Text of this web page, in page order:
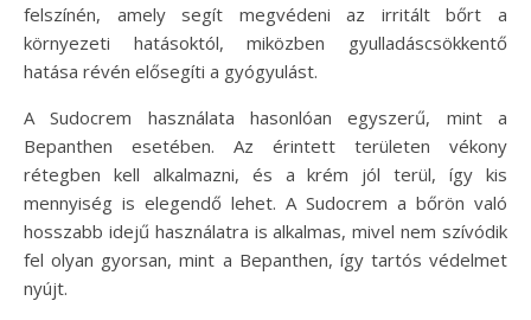
felszínén, amely segít megvédeni az irritált bőrt a
környezeti hatásoktól, miközben gyulladáscsökkentő
hatása révén elősegíti a gyógyulást.
A Sudocrem használata hasonlóan egyszerű, mint a
Bepanthen esetében. Az érintett területen vékony
rétegben kell alkalmazni, és a krém jól terül, így kis
mennyiség is elegendő lehet. A Sudocrem a bőrön való
hosszabb idejű használatra is alkalmas, mivel nem szívódik
fel olyan gyorsan, mint a Bepanthen, így tartós védelmet
nyújt.